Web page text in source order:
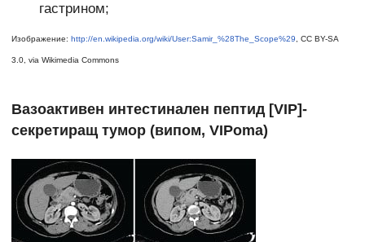
гастрином;
Изображение: http://en.wikipedia.org/wiki/User:Samir_%28The_Scope%29 , CC BY-SA
3.0, via Wikimedia Commons
Вазоактивен интестинален пептид [VIP]-
секретиращ тумор (випом, VIPoma)